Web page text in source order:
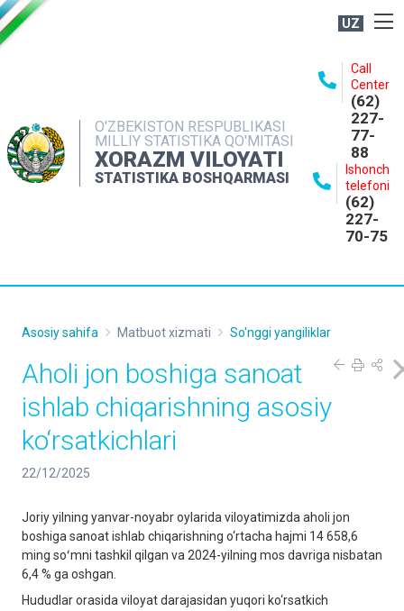
UZ
O'ZBEKISTON RESPUBLIKASI
MILLIY STATISTIKA QO'MITASI
XORAZM VILOYATI
STATISTIKA BOSHQARMASI
Call
Center
(62)
227-
77-
88
Ishonch
telefoni
(62)
227-
70-75
NASHRLAR
INTERAKTIV XIZMATLAR
MATBUOT XIZMATI
Asosiy sahifa Matbuot xizmati So'nggi yangiliklar
Aholi jon boshiga sanoat
ishlab chiqarishning asosiy
ko‘rsatkichlari
22/12/2025
Joriy yilning yanvar-noyabr oylarida viloyatimizda aholi jon
boshiga sanoat ishlab chiqarishning o‘rtacha hajmi 14 658,6
ming soʻmni tashkil qilgan va 2024-yilning mos davriga nisbatan
6,4 % ga oshgan.
Hududlar orasida viloyat darajasidan yuqori ko‘rsatkich